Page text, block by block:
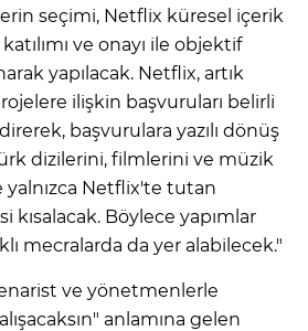
seçimi, Netflix küresel içerik
ve onayı ile objektif
yapılacak. Netflix, artık
ilişkin başvuruları belirli
başvurulara yazılı dönüş
dizilerini, filmlerini ve müzik
yalnızca Netflix'te tutan
kısalacak. Böylece yapımlar
mecralarda da yer alabilecek."
ve yönetmenlerle
anlamına gelen